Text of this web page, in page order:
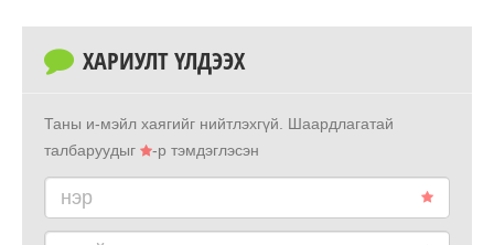
ХАРИУЛТ ҮЛДЭЭХ
Таны и-мэйл хаягийг нийтлэхгүй.
Шаардлагатай
талбаруудыг
-р тэмдэглэсэн
нэр